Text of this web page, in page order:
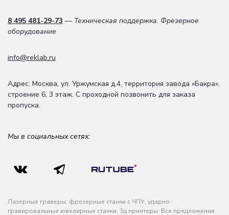
8 495 481-29-73 — Техническая поддержка. Фрезерное
оборудование
info@reklab.ru
Адрес: Москва, ул. Уржумская д.4, территория завода «Бакра»,
строение 6, 3 этаж. С проходной позвонить для заказа
пропуска.
Мы в социальных сетях:
Лазерные граверы, фрезерные станки с ЧПУ, ударно-
гравировальные ювелирные станки, 3д принтеры. Все предложения